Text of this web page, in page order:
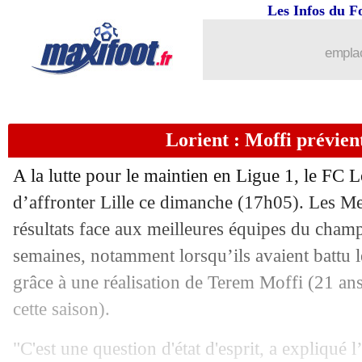
Les Infos du
Lorient : Moffi
A la lutte pour le maintien en Ligue 1, le FC
d’affronter Lille ce dimanche (17h05). Les
résultats face aux meilleures équipes du
semaines, notamment lorsqu’ils avaient
grâce à une réalisation de Terem Moffi (21
cette saison).
"C'est une question d'état d'esprit, a expliqué
: Nîmes 2-0 Bordeaux (fini)
21/02 L1: Strasbourg 0-0 Angers (fini)
21/02 Rennes: N. Holveck - "on doit finir
21/02 Rennes: Grenier reste confiant
21/02 : Lorient-Lille, les compos
21/02 Esp. : le Barça accroché par Cadix !
: West Ham enfonce Tottenham